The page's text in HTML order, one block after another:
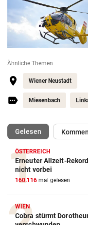
Ähnliche Themen
Wiener Neustadt
Miesenbach
Gelesen(ausgewählt)
ÖSTERREICH
Erneuter Allzeit-
nicht vorbei
160.116 mal gelesen
WIEN
Cobra stürmt